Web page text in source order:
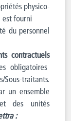
physico-
fourni
du personnel
contractuels
obligatoires
Sous-traitants.
un ensemble
des unités
: